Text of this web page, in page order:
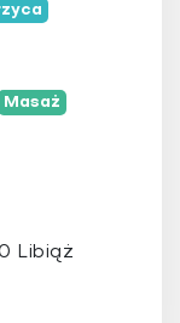
Masaż
Libiąż